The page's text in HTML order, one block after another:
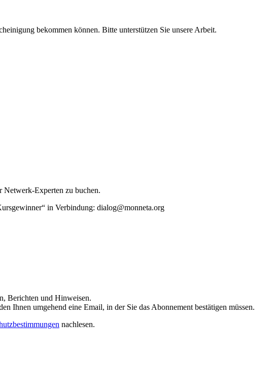
bekommen können. Bitte unterstützen Sie unsere Arbeit.
Netwerk-Experten zu buchen.
in Verbindung: dialog@monneta.org
Berichten und Hinweisen.
Ihnen umgehend eine Email, in der Sie das Abonnement bestätigen müssen.
nachlesen.